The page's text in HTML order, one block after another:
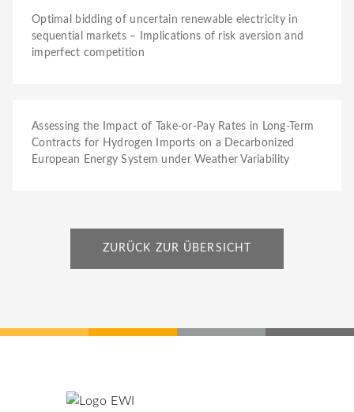
Optimal bidding of uncertain renewable electricity in
sequential markets – Implications of risk aversion and
imperfect competition
Assessing the Impact of Take-or-Pay Rates in Long-Term
Contracts for Hydrogen Imports on a Decarbonized
European Energy System under Weather Variability
ZURÜCK ZUR ÜBERSICHT